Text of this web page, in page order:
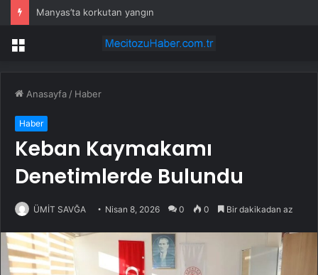
Manyas’ta korkutan yangın
Menü
Anasayfa / Haber
Haber
Keban Kaymakamı
Denetimlerde Bulundu
ÜMİT SAVĞA Nisan 8, 2026 0 0 Bir dakikadan az